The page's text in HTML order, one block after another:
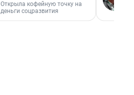
Открыла кофейную точку на
деньги соцразвития